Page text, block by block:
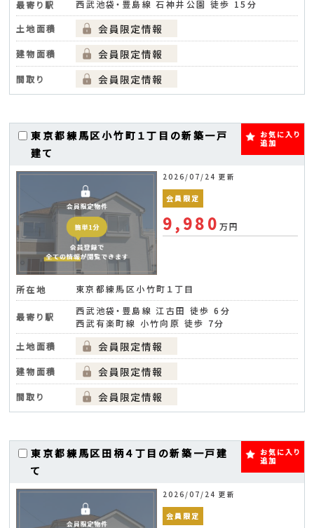
最寄り駅 西武池袋・豊島線 石神井公園 徒歩 15分
土地面積
建物面積
間取り
東京都練馬区小竹町１丁目の新築一戸
建て
お気に入り
追加
2026/07/24 更新
会員限定
9,980万円
所在地 東京都練馬区小竹町１丁目
最寄り駅
西武池袋・豊島線 江古田 徒歩 6分
西武有楽町線 小竹向原 徒歩 7分
土地面積
建物面積
間取り
東京都練馬区田柄４丁目の新築一戸建
て
お気に入り
追加
2026/07/24 更新
会員限定